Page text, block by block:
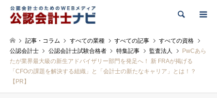
検索
記事・コラム すべての業種 すべての記事
すべての資格
公認会計士
公認会計士試験合格者 特集記事 監査法人
PwCあら
たが業界最大級の新生アドバイザリー部門を発足へ！ 新 FRAが掲げる
「CFOの課題を解決する組織」と「会計士の新たなキャリア」とは！？
【PR】